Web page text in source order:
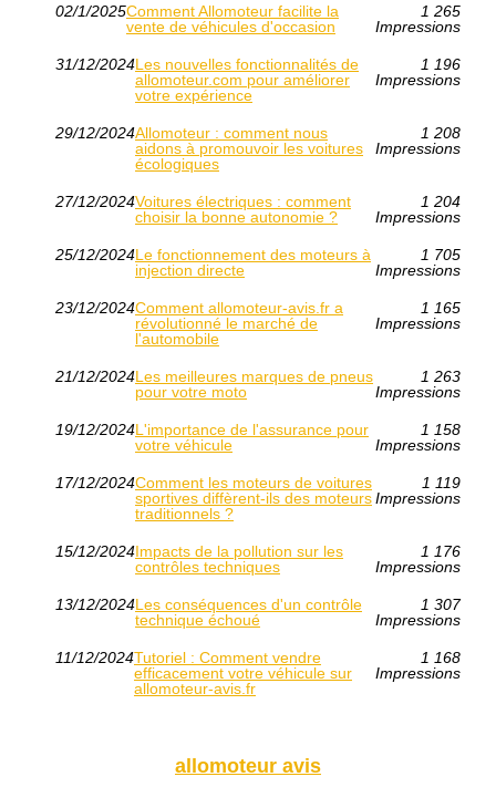
02/1/2025Comment Allomoteur facilite la
vente de véhicules d'occasion
1 265
Impressions
31/12/2024Les nouvelles fonctionnalités de
allomoteur.com pour améliorer
votre expérience
1 196
Impressions
29/12/2024Allomoteur : comment nous
aidons à promouvoir les voitures
écologiques
1 208
Impressions
27/12/2024Voitures électriques : comment
choisir la bonne autonomie ?
1 204
Impressions
25/12/2024Le fonctionnement des moteurs à
injection directe
1 705
Impressions
23/12/2024Comment allomoteur-avis.fr a
révolutionné le marché de
l'automobile
1 165
Impressions
21/12/2024Les meilleures marques de pneus
pour votre moto
1 263
Impressions
19/12/2024L'importance de l'assurance pour
votre véhicule
1 158
Impressions
17/12/2024Comment les moteurs de voitures
sportives diffèrent-ils des moteurs
traditionnels ?
1 119
Impressions
15/12/2024Impacts de la pollution sur les
contrôles techniques
1 176
Impressions
13/12/2024Les conséquences d'un contrôle
technique échoué
1 307
Impressions
11/12/2024Tutoriel : Comment vendre
efficacement votre véhicule sur
allomoteur-avis.fr
1 168
Impressions
allomoteur avis